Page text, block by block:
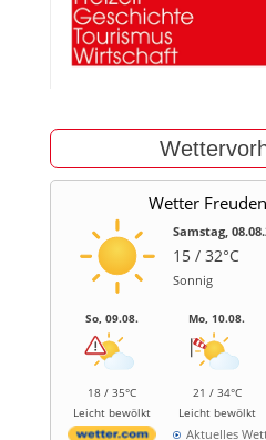
Wetter
Samstag,
15 / 32°C
Sonnig
So, 09.08.
18 / 35°C
Leicht bewölkt
Mo, 10.08.
21 / 34°C
Leicht bewölkt
Aktuelles